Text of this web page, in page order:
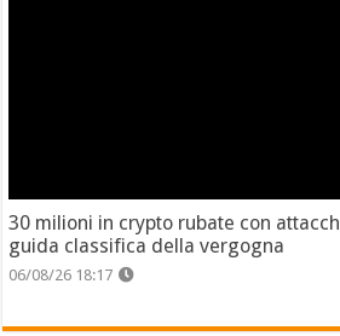
30 milioni in crypto rubate con
guida classifica della vergogna
06/08/26 18:17